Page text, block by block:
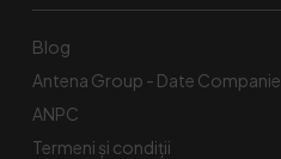
Blog
Antena Group - Date Companie
ANPC
Termeni și condiții